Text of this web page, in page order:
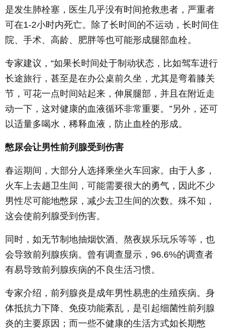
是发生肺栓塞，医生几乎没有时间抢救患者，严重者
可在1-2小时内死亡。除了长时间的不运动，长时间住
院、手术、高龄、肥胖等也可能形成腿部血栓。
专家建议，“如果长时间处于制动状态，比如驾车进行
长途旅行，甚至是在办公桌前久坐，尤其是弯着膝关
节，可花一点时间站起来，伸展腿部，并且在附近走
动一下，这对健康的血液循环非常重要。”另外，还可
以适量多喝水，稀释血液，防止血栓的形成。
憋尿会让男性前列腺受到伤害
春运期间，大部分人选择乘坐火车回家。由于人多，
火车上去趟卫生间，可能需要很大的勇气，因此不少
男性尽可能地憋尿，减少去卫生间的次数。殊不知，
这会使前列腺受到伤害。
同时，如无节制地抽烟饮酒、熬夜娱乐玩乐等等，也
会导致前列腺疾病。曾有调查显示，96.6%的调查者
有易导致前列腺疾病的不良生活习惯。
专家介绍，前列腺炎是成年男性易患的生殖疾病。身
体抵抗力下降、免疫功能紊乱，是引起细菌性前列腺
炎的主要原因；而一些不健康的生活方式如长期憋